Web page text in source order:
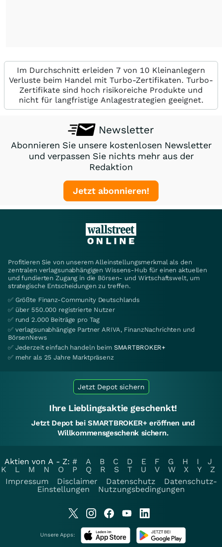
Im Durchschnitt erleiden 7 von 10 Kleinanlegern
Verluste beim Handel mit Turbo-Zertifikaten. Turbo-
Zertifikate sind hoch risikoreiche Produkte und
nicht für langfristige Anlagestrategien geeignet.
Newsletter
Abonnieren Sie unsere kostenlosen Newsletter
und verpassen Sie nichts mehr aus der
Redaktion
Jetzt abonnieren!
Profitieren Sie von unserem Alleinstellungsmerkmal als den
zentralen verlagsunabhängigen Wissens-Hub für einen aktuellen
und fundierten Zugang in die Börsen- und Wirtschaftswelt, um
strategische Entscheidungen zu treffen.
✅ Größte Finanz-Community Deutschlands
✅ über 550.000 registrierte Nutzer
✅ rund 2.000 Beiträge pro Tag
✅ verlagsunabhängige Partner ARIVA, FinanzNachrichten und
BörsenNews
✅ Jederzeit einfach handeln beim SMARTBROKER+
✅ mehr als 25 Jahre Marktpräsenz
Jetzt Depot sichern
Ihre Lieblingsaktie geschenkt!
Jetzt Depot bei SMARTBROKER+ eröffnen und
Willkommensgeschenk sichern.
Aktien von A - Z: # A B C D E F G H I
J
K
L M N O P Q R S T U V W X Y
Z
Impressum
Disclaimer Datenschutz
Datenschutz-
Einstellungen
Nutzungsbedingungen
Unsere Apps: